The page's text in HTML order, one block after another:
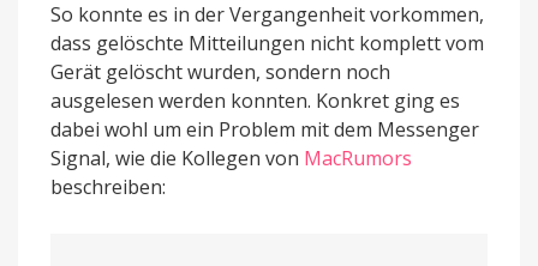
So konnte es in der Vergangenheit vorkommen,
dass gelöschte Mitteilungen nicht komplett vom
Gerät gelöscht wurden, sondern noch
ausgelesen werden konnten. Konkret ging es
dabei wohl um ein Problem mit dem Messenger
Signal, wie die Kollegen von MacRumors
beschreiben: